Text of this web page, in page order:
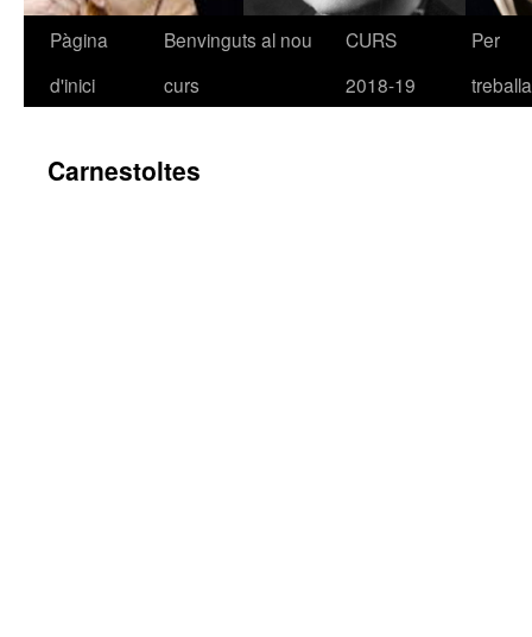
Vés
Pàgina
d'inici
Benvinguts al nou
curs
CURS
2018-19
Per
Carnestoltes